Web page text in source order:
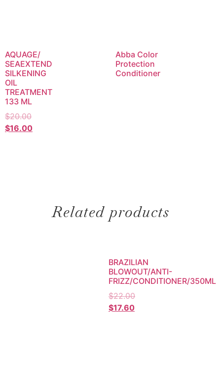
AQUAGE/
SEAEXTEND
SILKENING
OIL
TREATMENT
133 ML
$20.00
$16.00
Abba Color
Protection
Conditioner
Related products
BRAZILIAN
BLOWOUT/ANTI-
FRIZZ/CONDITIONER/350ML
$22.00
$17.60